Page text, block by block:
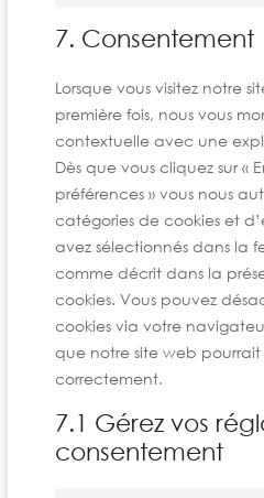
7. Consentement
Lorsque vous visitez notre
première fois, nous vous
contextuelle avec une
Dès que vous cliquez sur «
préférences » vous nous
catégories de cookies et
avez sélectionnés dans la
comme décrit dans la
cookies. Vous pouvez
cookies via votre
que notre site web
correctement.
7.1 Gérez vos
consentement